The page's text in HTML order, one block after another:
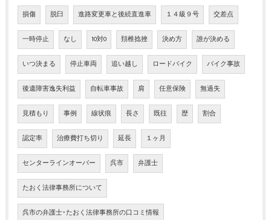
損傷 脱臼 進路変更車と後続直進車 １４級９号 交差点
一時停止 なし 10対0 頚椎捻挫 決め方 誰が決める
いつ決まる 停止車両 追い越し ロードバイク バイク事故
後遺障害逸失利益 自転車事故 肩 任意保険 無過失
見積もり 事例 線状痕 長さ 既往 歴 割合
認定率 治療費打ち切り 延長 １ヶ月
センターラインオーバー 呉市 弁護士
たおく法律事務所について
呉市の弁護士･たおく法律事務所の口コミ情報